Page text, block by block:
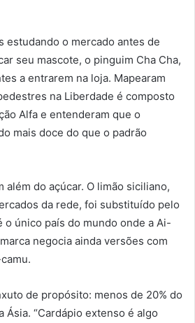
estudando o mercado antes de
seu mascote, o pinguim Cha Cha,
a entrarem na loja. Mapearam
na Liberdade é composto
Alfa e entenderam que o
mais doce do que o padrão
além do açúcar. O limão siciliano,
da rede, foi substituído pelo
único país do mundo onde a Ai-
negocia ainda versões com
de propósito: menos de 20% do
Ásia. “Cardápio extenso é algo